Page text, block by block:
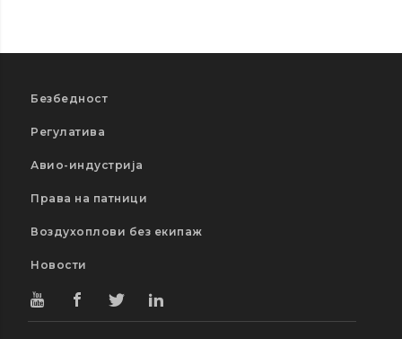
Безбедност
Регулатива
Авио-индустрија
Права на патници
Воздухоплови без екипаж
Новости